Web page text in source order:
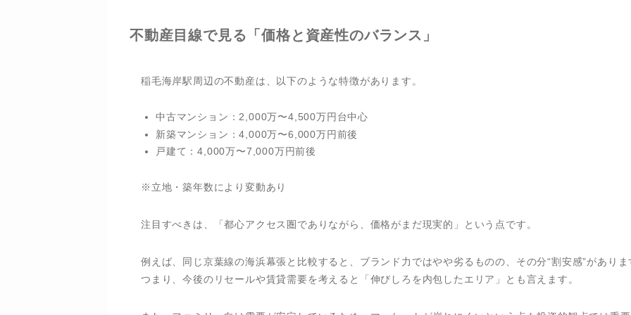
不動産目線で見る「価格と資産性のバランス」
稲毛海岸駅周辺の不動産は、以下のような特徴があります。
中古マンション：2,000万〜4,500万円台中心
新築マンション：4,000万〜6,000万円前後
戸建て：4,000万〜7,000万円前後
※立地・築年数により変動あり
注目すべきは、「都心アクセス圏でありながら、価格がまだ現実的」という点です。
例えば、同じ京葉線の海浜幕張と比較すると、ブランド力ではやや劣るものの、その分“割安感”がありま
つまり、今後のリセールや賃貸需要を考えると「伸びしろを内包したエリア」とも言えます。